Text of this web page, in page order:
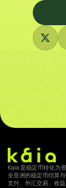
Kaia 是稳定币转化为
全亚洲的稳定币结算
支付、外汇交易、收